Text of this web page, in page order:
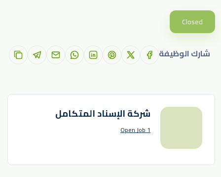
Closed
شارك الوظيفة
شركة الإسناد المتكامل
1 Open Job